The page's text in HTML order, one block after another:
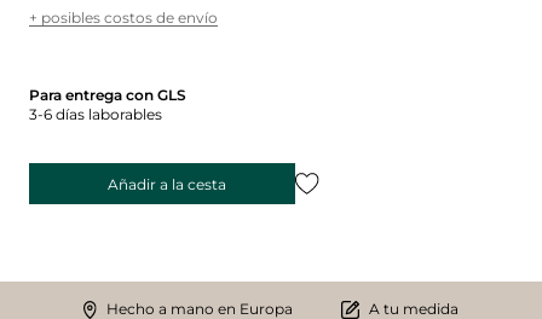
+ posibles costos de envío
Para entrega con GLS
3-6 días laborables
Añadir a la cesta
Hecho a mano en Europa A tu medida